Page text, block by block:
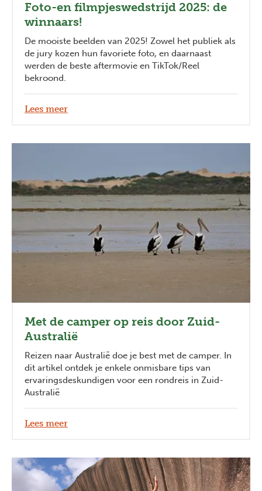
Foto-en filmpjeswedstrijd 2025: de
winnaars!
De mooiste beelden van 2025! Zowel het publiek als
de jury kozen hun favoriete foto, en daarnaast
werden de beste aftermovie en TikTok/Reel
bekroond.
Lees meer
Met de camper op reis door Zuid-
Australië
Reizen naar Australië doe je best met de camper. In
dit artikel ontdek je enkele onmisbare tips van
ervaringsdeskundigen voor een rondreis in Zuid-
Australië
Lees meer